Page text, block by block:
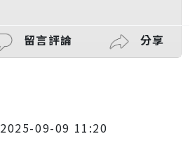
留言評論
分享
2025-09-09 11:20